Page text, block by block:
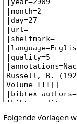
Folgende Vorlagen